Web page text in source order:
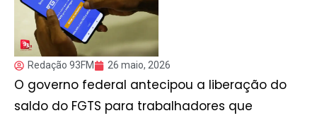
Redação 93FM 26 maio, 2026
O governo federal antecipou a liberação do
saldo do FGTS para trabalhadores que